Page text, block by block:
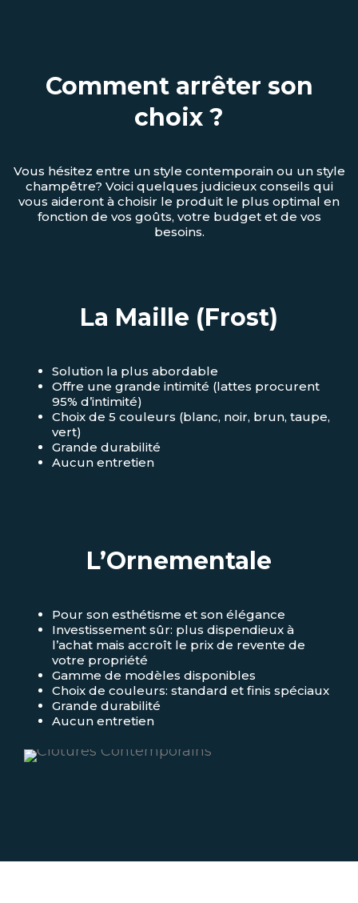
Comment arrêter son
choix ?
Vous hésitez entre un style contemporain ou un style
champêtre? Voici quelques judicieux conseils qui
vous aideront à choisir le produit le plus optimal en
fonction de vos goûts, votre budget et de vos
besoins.
La Maille (Frost)
Solution la plus abordable
Offre une grande intimité (lattes procurent
95% d’intimité)
Choix de 5 couleurs (blanc, noir, brun, taupe,
vert)
Grande durabilité
Aucun entretien
L’Ornementale
Pour son esthétisme et son élégance
Investissement sûr: plus dispendieux à
l’achat mais accroît le prix de revente de
votre propriété
Gamme de modèles disponibles
Choix de couleurs: standard et finis spéciaux
Grande durabilité
Aucun entretien